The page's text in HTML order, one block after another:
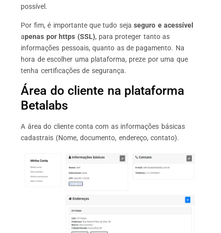
possível.
Por fim, é importante que tudo sejaseguro e acessível
apenas por https (SSL), para proteger tanto as
informações pessoais, quanto as de pagamento. Na
hora de escolher uma plataforma, preze por uma que
tenha certificações de segurança.
Área do cliente na plataforma
Betalabs
A área do cliente conta com as informações básicas
cadastrais (Nome, documento, endereço, contato).